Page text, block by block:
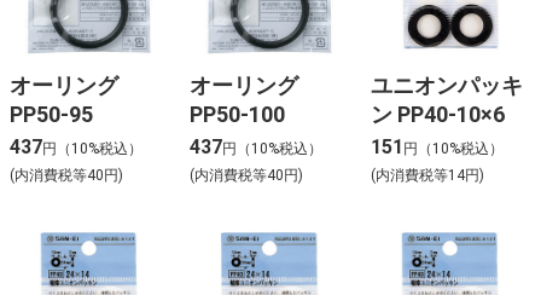
オーリング
PP50-95
437円（10%税込）
(内消費税等40円)
オーリング
PP50-100
437円（10%税込）
(内消費税等40円)
ユニオンパッキ
ン PP40-10×6
151 円（10%税込）
(内消費税等14円)